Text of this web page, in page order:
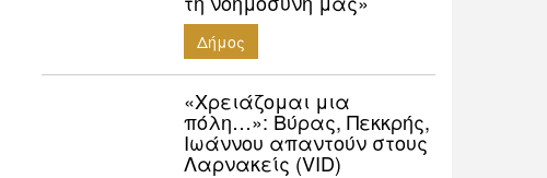
Δήμος
«Χρειάζομαι μια
πόλη…»: Βύρας, Πεκκρής,
Ιωάννου απαντούν στους
Λαρνακείς (VID)